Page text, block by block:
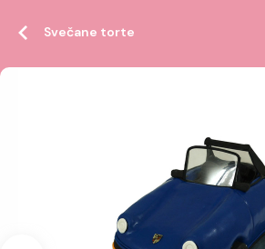
Svečane torte